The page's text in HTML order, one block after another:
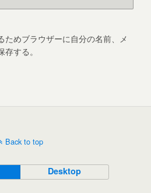
ためブラウザーに自分の名前、メ
する。
Back to top
Desktop